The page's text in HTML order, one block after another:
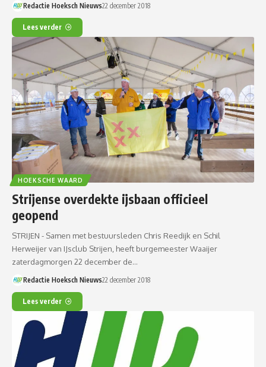
Redactie Hoeksch Nieuws22 december 2018
Lees verder
HOEKSCHE WAARD
Strijense overdekte ijsbaan officieel
geopend
STRIJEN - Samen met bestuursleden Chris Reedijk en Schil
Herweijer van IJsclub Strijen, heeft burgemeester Waaijer
zaterdagmorgen 22 december de…
Redactie Hoeksch Nieuws22 december 2018
Lees verder